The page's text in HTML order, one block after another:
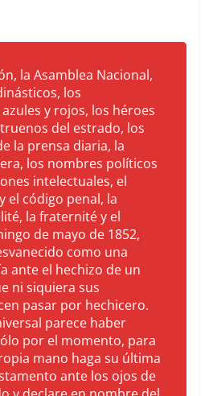
la Asamblea Nacional,
los
y rojos, los héroes
del estrado, los
la prensa diaria, la
los nombres políticos
intelectuales, el
el código penal, la
, la fraternitéy el
de mayo de 1852,
como una
ante el hechizo de un
ni siquiera sus
pasar por hechicero.
parece haber
por el momento, para
mano haga su última
ante los ojos de